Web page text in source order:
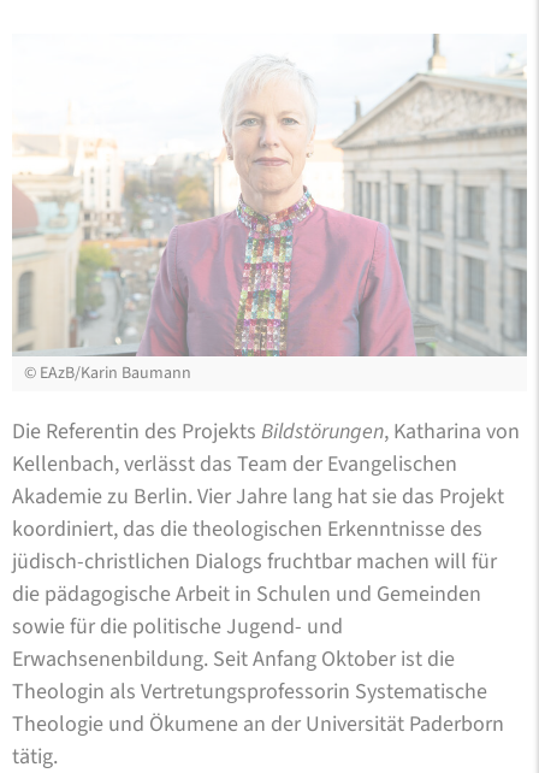
© EAzB/Karin Baumann
Die Referentin des Projekts Bildstörungen, Katharina von
Kellenbach, verlässt das Team der Evangelischen
Akademie zu Berlin. Vier Jahre lang hat sie das Projekt
koordiniert, das die theologischen Erkenntnisse des
jüdisch-christlichen Dialogs fruchtbar machen will für
die pädagogische Arbeit in Schulen und Gemeinden
sowie für die politische Jugend- und
Erwachsenenbildung. Seit Anfang Oktober ist die
Theologin als Vertretungsprofessorin Systematische
Theologie und Ökumene an der Universität Paderborn
tätig.